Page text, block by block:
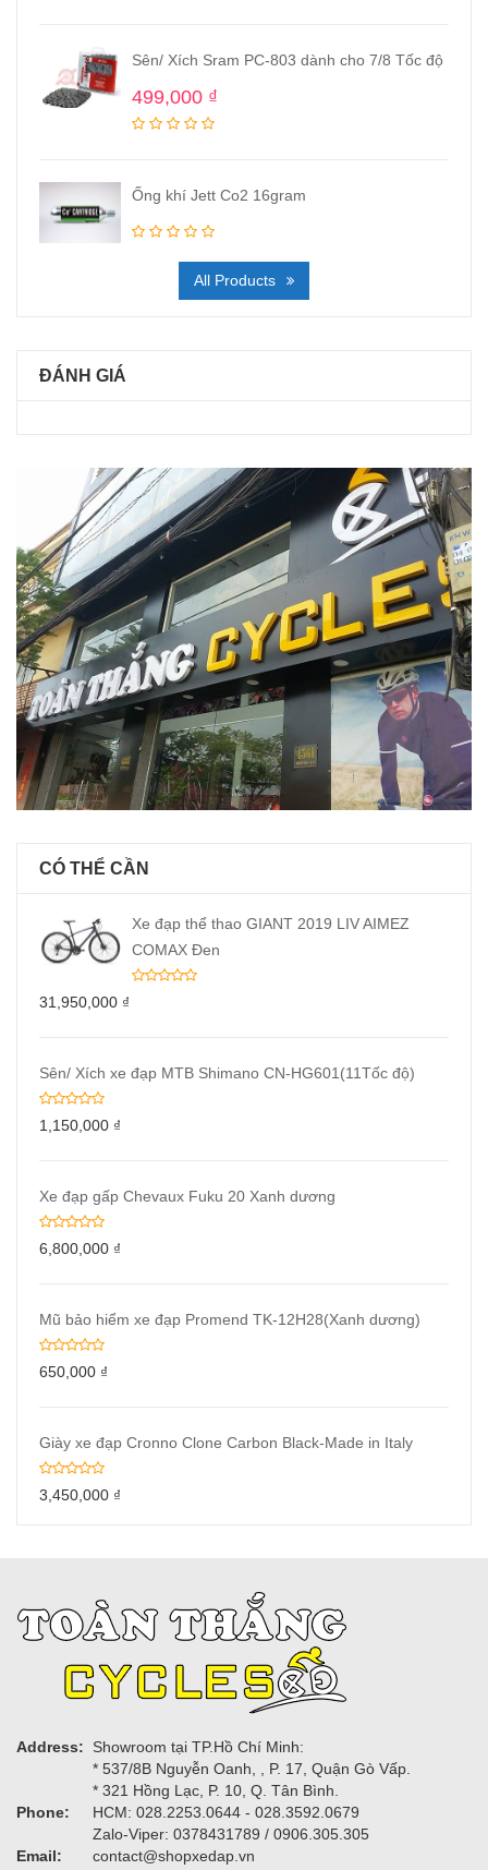
Sên/ Xích Sram PC-803 dành cho 7/8 Tốc độ
499,000 ₫
Ống khí Jett Co2 16gram
All Products
ĐÁNH GIÁ
CÓ THỂ CẦN
Xe đạp thể thao GIANT 2019 LIV AIMEZ
COMAX Đen
31,950,000 ₫
Sên/ Xích xe đạp MTB Shimano CN-HG601(11Tốc độ)
1,150,000 ₫
Xe đạp gấp Chevaux Fuku 20 Xanh dương
6,800,000 ₫
Mũ bảo hiểm xe đạp Promend TK-12H28(Xanh dương)
650,000 ₫
Giày xe đạp Cronno Clone Carbon Black-Made in Italy
3,450,000 ₫
Address:
Showroom tại TP.Hồ Chí Minh:
* 537/8B Nguyễn Oanh, , P. 17, Quận Gò Vấp.
* 321 Hồng Lạc, P. 10, Q. Tân Bình.
Phone:
HCM: 028.2253.0644 - 028.3592.0679
Zalo-Viper: 0378431789 / 0906.305.305
Email:
contact@shopxedap.vn